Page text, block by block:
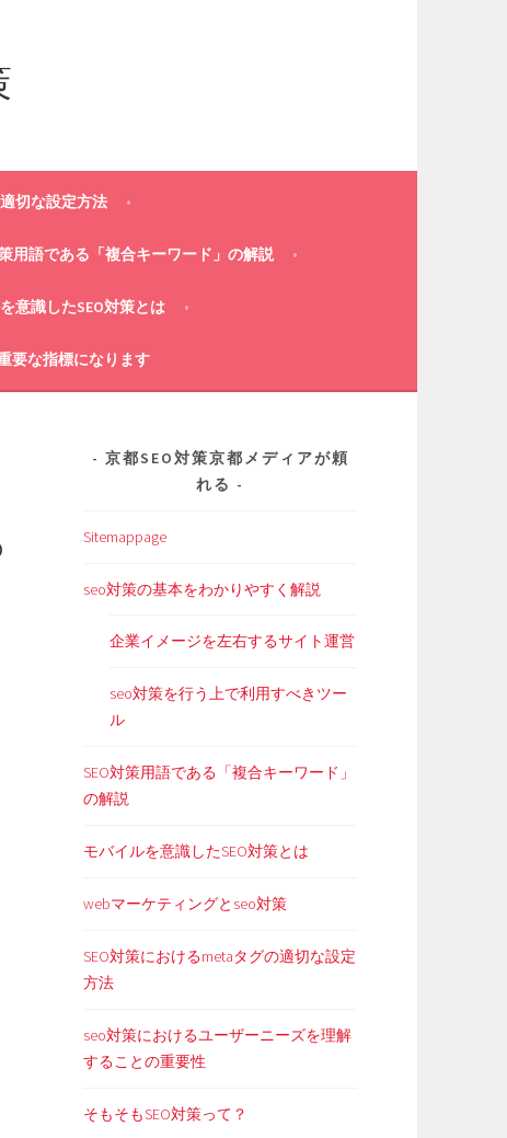
切な設定方法
用語である「複合キーワード」の解説
意識したSEO対策とは
要な指標になります
京都SEO対策京都メディアが頼
れる
Sitemappage
seo対策の基本をわかりやすく解説
企業イメージを左右するサイト運営
seo対策を行う上で利用すべきツー
ル
SEO対策用語である「複合キーワード」
の解説
モバイルを意識したSEO対策とは
webマーケティングとseo対策
SEO対策におけるmetaタグの適切な設定
方法
seo対策におけるユーザーニーズを理解
することの重要性
そもそもSEO対策って？